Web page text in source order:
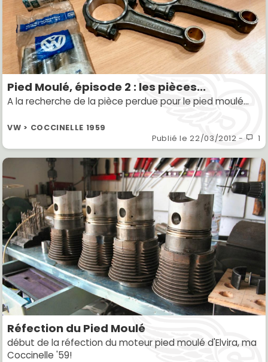
Pied Moulé, épisode 2 : les pièces...
A la recherche de la pièce perdue pour le pied moulé...
VW > COCCINELLE 1959
Publié le22/03/2012 - 1
Réfection du Pied Moulé
début de la réfection du moteur pied moulé d'Elvira, ma
Coccinelle '59!